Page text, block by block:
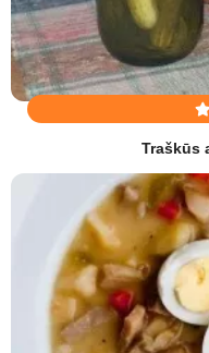
Traškūs